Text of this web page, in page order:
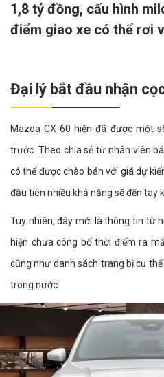
1,8 tỷ đồng, cấu hình
điểm giao xe có thể rơi
Đại lý bắt đầu nhận
Mazda CX-60 hiện đã được một
trước. Theo chia sẻ từ nhân viên
có thể được chào bán với giá dự
đầu tiên nhiều khả năng sẽ đến tay
Tuy nhiên, đây mới là thông tin từ
hiện chưa công bố thời điểm ra
cũng như danh sách trang bị cụ
trong nước.